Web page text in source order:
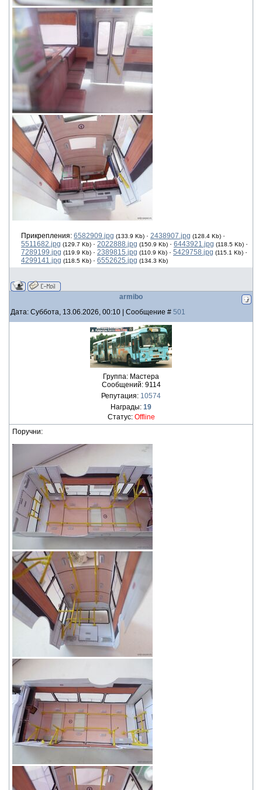
Прикрепления: 6582909.jpg (133.9 Kb) · 2438907.jpg (128.4 Kb) ·
5511682.jpg (129.7 Kb) · 2022888.jpg (150.9 Kb) · 6443921.jpg (118.5 Kb) ·
7289199.jpg (119.9 Kb) · 2389815.jpg (110.9 Kb) · 5429758.jpg (115.1 Kb) ·
4299141.jpg (118.5 Kb) · 6552625.jpg (134.3 Kb)
armibo
Дата: Суббота, 13.06.2026, 00:10 | Сообщение # 501
Группа: Мастера
Сообщений: 9114
Репутация: 10574
Награды: 19
Статус: Offline
Поручни: